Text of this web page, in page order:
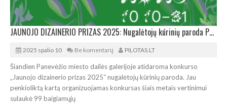
JAUNOJO DIZAINERIO PRIZAS 2025: Nugalėtojų kūrinių paroda Panevėžyje
2025 spalio 10 Be komentarų PILOTAS.LT
Šiandien Panevėžio miesto dailės galerijoje atidaroma konkurso
„Jaunojo dizainerio prizas 2025“ nugalėtojų kūrinių paroda. Jau
penkioliktą kartą organizuojamas konkursas šiais metais vertinimui
sulaukė 99 baigiamųjų